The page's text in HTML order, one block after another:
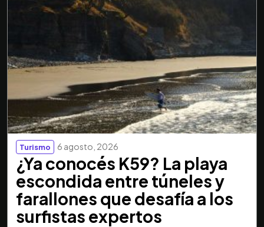
Turismo 6 agosto, 2026
¿Ya conocés K59? La playa
escondida entre túneles y
farallones que desafía a los
surfistas expertos